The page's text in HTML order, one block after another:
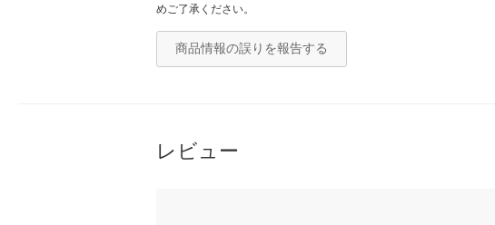
めご了承ください。
商品情報の誤りを報告する
レビュー